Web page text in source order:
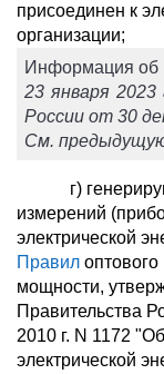
присоединен к
организации;
Информация об
23 января
России от 30
См.
г)
измерений
электрической
Правил оптового
мощности,
Правительства
2010 г. N 1172
электрической